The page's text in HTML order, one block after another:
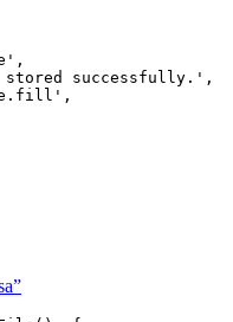
,
successfully.' ,
,